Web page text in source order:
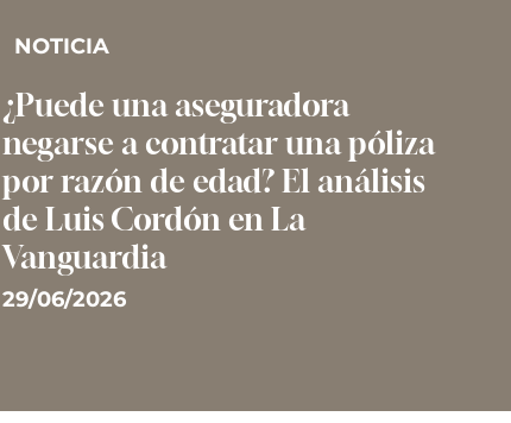
NOTICIA
¿Puede una aseguradora
negarse a contratar una póliza
por razón de edad? El análisis
de Luis Cordón en La
Vanguardia
29/06/2026